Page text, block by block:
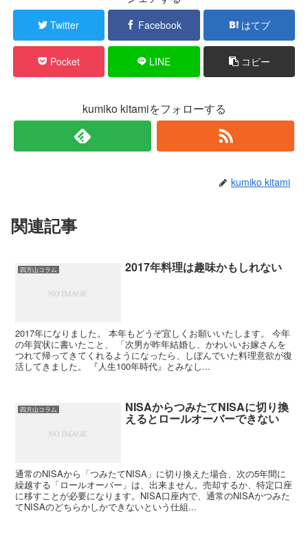
Twitter Facebook はてブ
Pocket LINE コピー
kumiko kitamiをフォローする
kumiko kitami
関連記事
四方山コラム 2017年料理は趣味かもしれない
2017年になりました。 本年もどうぞ宜しくお願いいたします。 今年
の年賀状に書いたこと、 「次男が昨年結婚し、かわいいお嫁さんを
つれて帰ってきてくれるようになったら、しぼんでいた料理意欲が復
活してきました。 『人生100年時代』とみなし...
四方山コラム NISAからつみたてNISAに切り換
えるとロールオーバーできない
通常のNISAから「つみたてNISA」に切り換えた場合、次の5年間に
繰越する「ロールオーバー」は、出来ません。売却するか、特定口座
に移すことが必要になります。NISA口座内で、通常のNISAかつみた
てNISAのどちらかしかできないという仕組...